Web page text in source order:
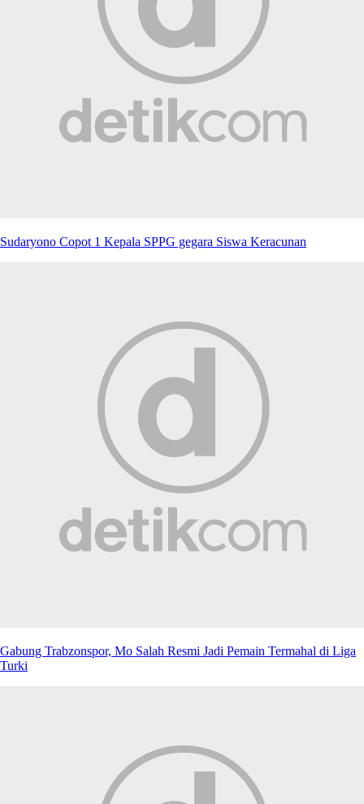
Sudaryono Copot 1 Kepala SPPG gegara Siswa Keracunan
Gabung Trabzonspor, Mo Salah Resmi Jadi Pemain Termahal di Liga
Turki